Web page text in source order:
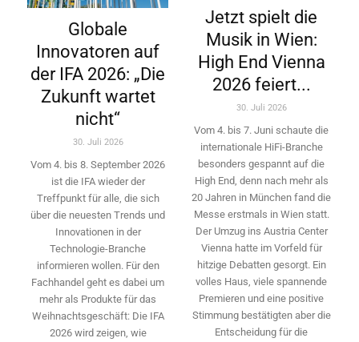
Globale
Innovatoren auf
der IFA 2026: „Die
Zukunft wartet
nicht“
30. Juli 2026
Vom 4. bis 8. September 2026
ist die IFA wieder der
Treffpunkt für alle, die sich
über die neuesten Trends und
Innovationen in der
Technologie-­Branche
informieren wollen. Für den
Fachhandel geht es dabei um
mehr als Produkte für das
Weihnachtsgeschäft: Die IFA
2026 wird ­zeigen, wie
Jetzt spielt die
Musik in Wien:
High End Vienna
2026 feiert...
30. Juli 2026
Vom 4. bis 7. Juni schaute die
internationale HiFi-Branche
besonders gespannt auf die
High End, denn nach mehr als
20 Jahren in München fand die
Messe erstmals in Wien statt.
Der Umzug ins Austria Center
Vienna hatte im Vorfeld für
hitzige Debatten gesorgt. Ein
volles Haus, viele spannende
Premieren und eine positive
Stimmung bestätigten aber die
Entscheidung für die